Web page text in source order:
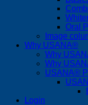
Oral
Image
Why USANA®
Why
Why
USANA®
Login